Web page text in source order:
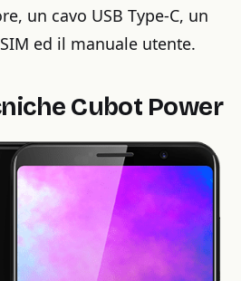
un cavo USB Type-C, un
ed il manuale utente.
Cubot Power